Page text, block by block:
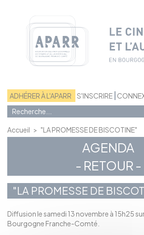
ADHÉRER À L'APARR S'INSCRIRE
Accueil > "LA PROMESSE DE BISCOTINE"
AGENDA
- RETOUR -
"LA PROMESSE DE
Diffusion le samedi 13 novembre à 15h25
Bourgogne Franche-Comté.